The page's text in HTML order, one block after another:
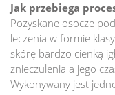
Jak przebiega
Pozyskane osocze
leczenia w formie
skórę bardzo cienką
znieczulenia a jego
Wykonywany jest